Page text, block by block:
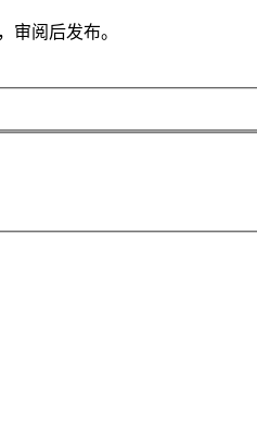
审阅后发布。